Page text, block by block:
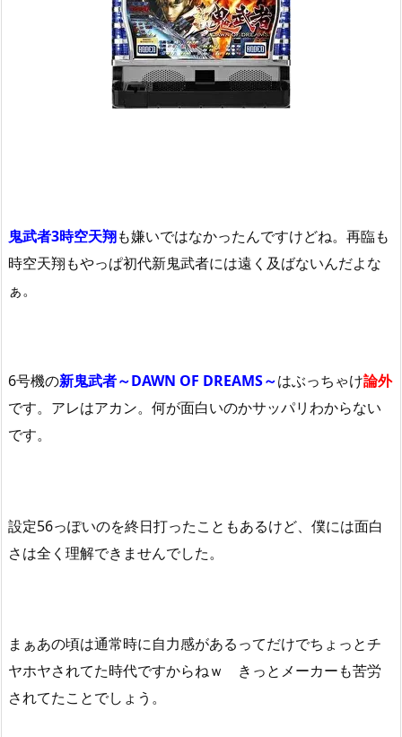
鬼武者3時空天翔も嫌いではなかったんですけどね。再臨も
時空天翔もやっぱ初代新鬼武者には遠く及ばないんだよな
ぁ。
6号機の新鬼武者～DAWN OF DREAMS～はぶっちゃけ論外
です。アレはアカン。何が面白いのかサッパリわからない
です。
設定56っぽいのを終日打ったこともあるけど、僕には面白
さは全く理解できませんでした。
まぁあの頃は通常時に自力感があるってだけでちょっとチ
ヤホヤされてた時代ですからねｗ きっとメーカーも苦労
されてたことでしょう。